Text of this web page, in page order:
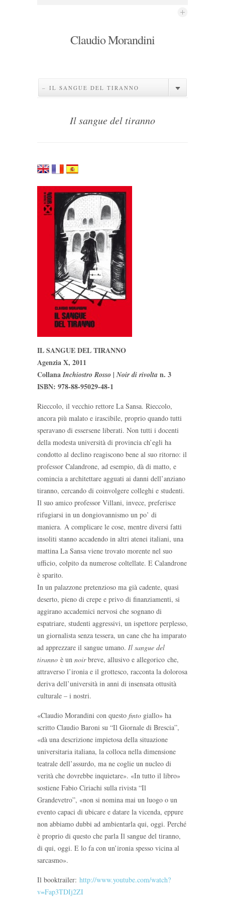
Claudio Morandini
– IL SANGUE DEL TIRANNO
Il sangue del tiranno
IL SANGUE DEL TIRANNO
Agenzia X, 2011
CollanaInchiostro Rosso | Noir di rivolta n. 3
ISBN: 978-88-95029-48-1
Rieccolo, il vecchio rettore La Sansa. Rieccolo,
ancora più malato e irascibile, proprio quando tutti
speravano di essersene liberati. Non tutti i docenti
della modesta università di provincia ch’egli ha
condotto al declino reagiscono bene al suo ritorno: il
professor Calandrone, ad esempio, dà di matto, e
comincia a architettare agguati ai danni dell’anziano
tiranno, cercando di coinvolgere colleghi e studenti.
Il suo amico professor Villani, invece, preferisce
rifugiarsi in un dongiovannismo un po’ di
maniera. A complicare le cose, mentre diversi fatti
insoliti stanno accadendo in altri atenei italiani, una
mattina La Sansa viene trovato morente nel suo
ufficio, colpito da numerose coltellate. E Calandrone
è sparito.
In un palazzone pretenzioso ma già cadente, quasi
deserto, pieno di crepe e privo di finanziamenti, si
aggirano accademici nervosi che sognano di
espatriare, studenti aggressivi, un ispettore perplesso,
un giornalista senza tessera, un cane che ha imparato
ad apprezzare il sangue umano. Il sangue del
tiranno è un noirbreve, allusivo e allegorico che,
attraverso l’ironia e il grottesco, racconta la dolorosa
deriva dell’università in anni di insensata ottusità
culturale – i nostri.
«Claudio Morandini con questo finto giallo» ha
scritto Claudio Baroni su “Il Giornale di Brescia”,
«dà una descrizione impietosa della situazione
universitaria italiana, la colloca nella dimensione
teatrale dell’assurdo, ma ne coglie un nucleo di
verità che dovrebbe inquietare». «In tutto il libro»
sostiene Fabio Ciriachi sulla rivista “Il
Grandevetro”, «non si nomina mai un luogo o un
evento capaci di ubicare e datare la vicenda, eppure
non abbiamo dubbi ad ambientarla qui, oggi. Perché
è proprio di questo che parla Il sangue del tiranno,
di qui, oggi. E lo fa con un’ironia spesso vicina al
sarcasmo».
Il booktrailer: http://www.youtube.com/watch?
v=Fap3TDIj2ZI